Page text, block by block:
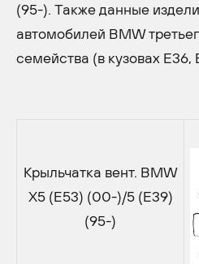
(95-). Также данные
автомобилей BMW
семейства (в кузовах E36,
Крыльчатка вент. BMW
X5 (E53) (00-)/5 (E39)
(95-)